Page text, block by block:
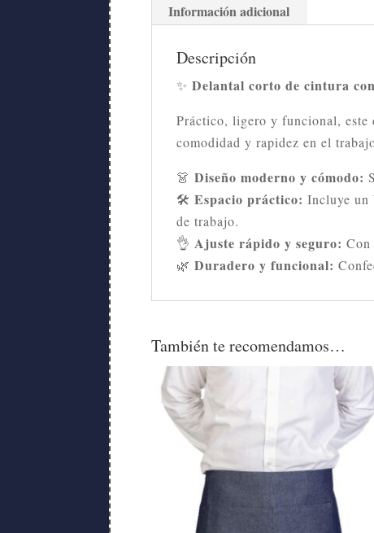
Información adicional
Descripción
✨ Delantal corto de cintura
Práctico, ligero y funcional, este
comodidad y rapidez en el
👗 Diseño moderno y cómodo:
🛠️ Espacio práctico: Incluye un
de trabajo.
👌 Ajuste rápido y seguro: Con
🌿 Duradero y funcional:
También te recomendamos…